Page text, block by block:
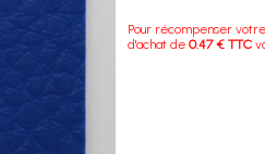
Pour récompenser
d'achat de0.47 € TTC